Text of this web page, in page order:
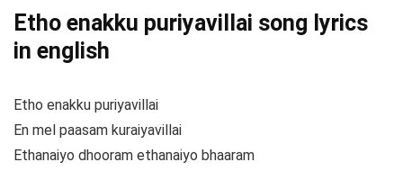
Etho enakku puriyavillai song lyrics
in english
Etho enakku puriyavillai
En mel paasam kuraiyavillai
Ethanaiyo dhooram ethanaiyo bhaaram